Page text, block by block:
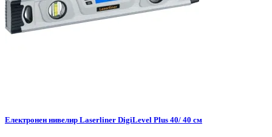
Електронен нивелир Laserliner DigiLevel Plus 40/ 40 см